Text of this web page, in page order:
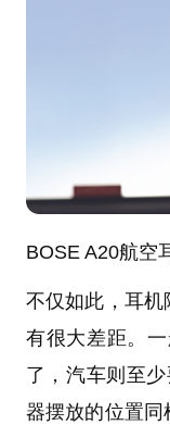
BOSE A20航空
不仅如此，耳
有很大差距。
了，汽车则至
器摆放的位置